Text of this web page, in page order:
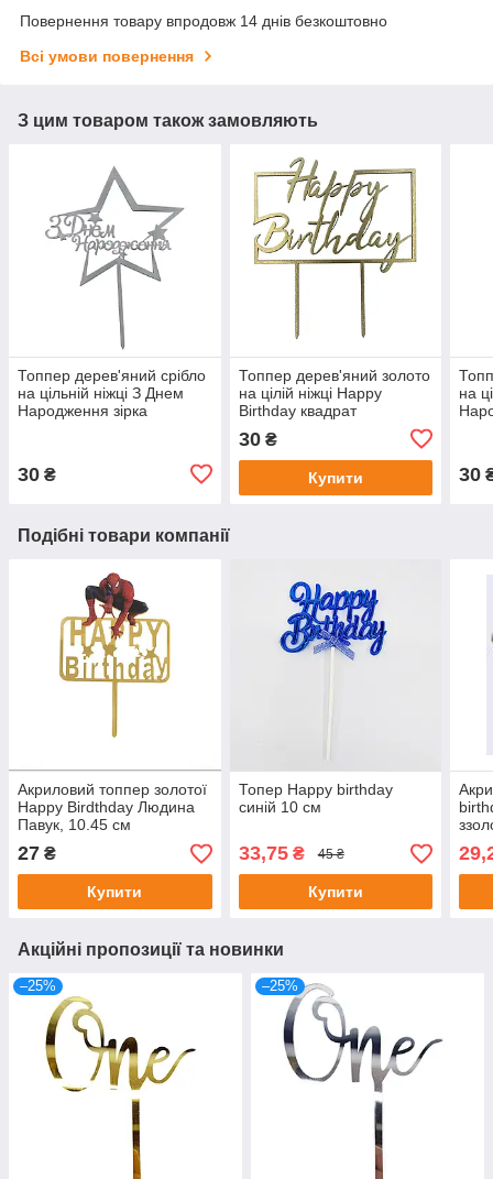
Повернення товару впродовж 14 днів безкоштовно
Всі умови повернення
З цим товаром також замовляють
Топпер дерев'яний срібло
на цільній ніжці З Днем
Народження зірка
30 ₴
Топпер дерев'яний золото
на цілій ніжці Happy
Birthday квадрат
30₴
Купити
на
30
Подібні товари компанії
Акриловий топпер золотої
Happy Birdthday Людина
Павук, 10.45 см
27 ₴
Купити
Топер Happy birthday
синій 10 см
33,75₴ 45 ₴
Купити
Акційні пропозиції та новинки
–25% –25%